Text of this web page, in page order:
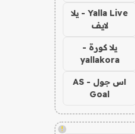
Yalla Live - يلا
لايف
يلا كورة -
yallakora
اس جول - AS
Goal
!